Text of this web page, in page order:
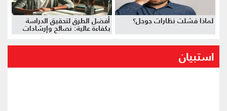
لماذا فشلت نظارات جوجل؟ أفضل الطرق لتحقيق الدراسة
بكفاءة عالية: نصائح وإرشادات
استبيان